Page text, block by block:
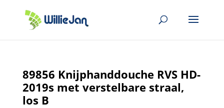
89856 Knijphanddouche RVS HD-
2019s met verstelbare straal,
los B